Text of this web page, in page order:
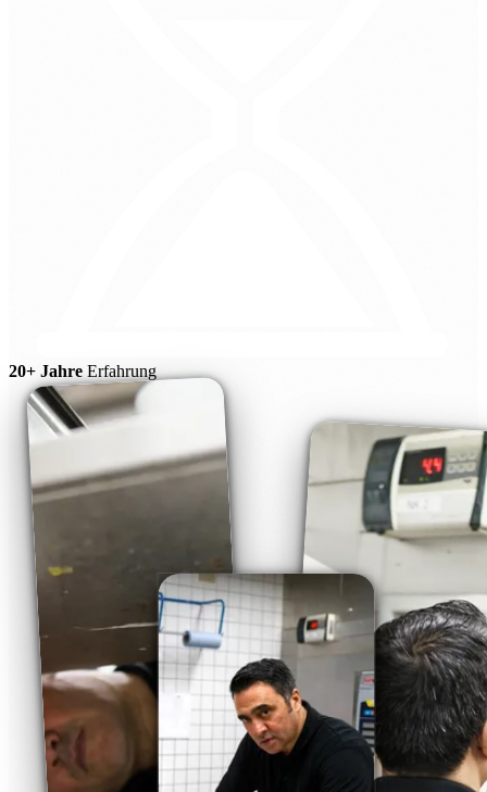
20+ Jahre Erfahrung